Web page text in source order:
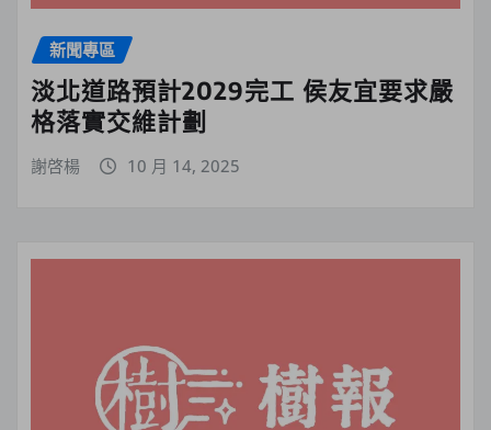
新聞專區
淡北道路預計2029完工 侯友宜要求嚴
格落實交維計劃
謝啓楊 10 月 14, 2025